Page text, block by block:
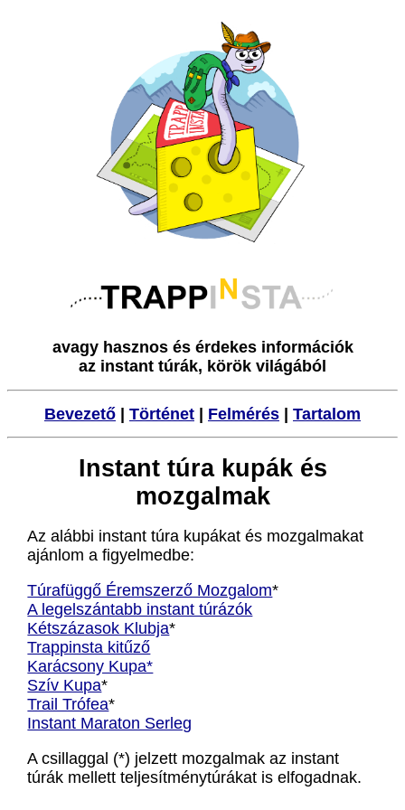
avagy hasznos és érdekes információk
az instant túrák, körök világából
Bevezető | Történet | Felmérés | Tartalom
Instant túra kupák és
mozgalmak
Az alábbi instant túra kupákat és mozgalmakat
ajánlom a figyelmedbe:
Túrafüggő Éremszerző Mozgalom*
A legelszántabb instant túrázók
Kétszázasok Klubja*
Trappinsta kitűző
Karácsony Kupa*
Szív Kupa*
Trail Trófea*
Instant Maraton Serleg
A csillaggal (*) jelzett mozgalmak az instant
túrák mellett teljesítménytúrákat is elfogadnak.